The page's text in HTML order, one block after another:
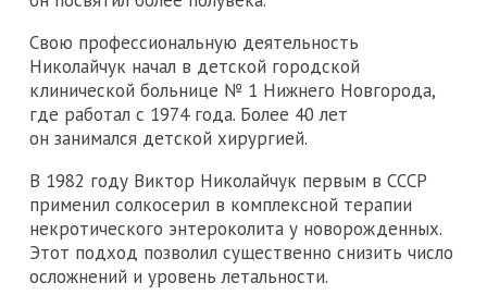
Свою профессиональную деятельность
Николайчук начал в детской городской
клинической больнице № 1 Нижнего Новгорода,
где работал с 1974 года. Более 40 лет
он занимался детской хирургией.
В 1982 году Виктор Николайчук первым в СССР
применил солкосерил в комплексной терапии
некротического энтероколита у новорожденных.
Этот подход позволил существенно снизить число
осложнений и уровень летальности.